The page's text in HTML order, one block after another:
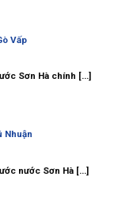
Vấp
Sơn Hà chính [...]
Nhuận
nước Sơn Hà [...]